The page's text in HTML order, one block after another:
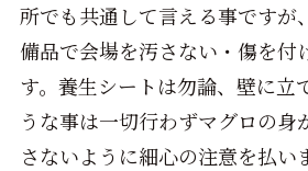
所でも共通して言える事ですが
備品で会場を汚さない・傷を付
す。養生シートは勿論、壁に立
うな事は一切行わずマグロの身
さないように細心の注意を払い